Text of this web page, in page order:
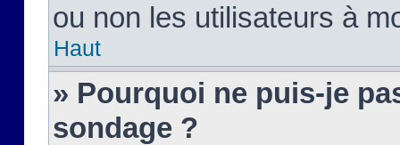
ou non les utilisateurs à
Haut
» Pourquoi ne puis-je
sondage ?